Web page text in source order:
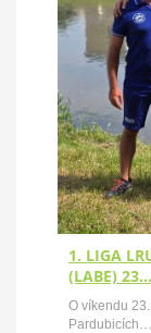
1. LIGA
(LABE) 23…
O víkendu
Pardubicích…